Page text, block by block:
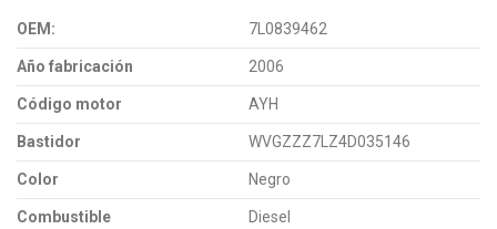
OEM: 7L0839462
Año fabricación 2006
Código motor AYH
Bastidor WVGZZZ7LZ4D035146
Color Negro
Combustible Diesel